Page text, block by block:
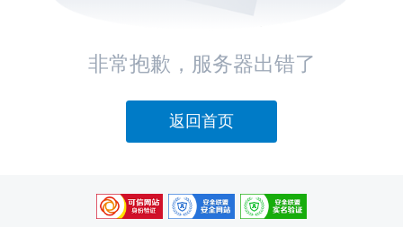
非常抱歉，服务器出错了
返回首页